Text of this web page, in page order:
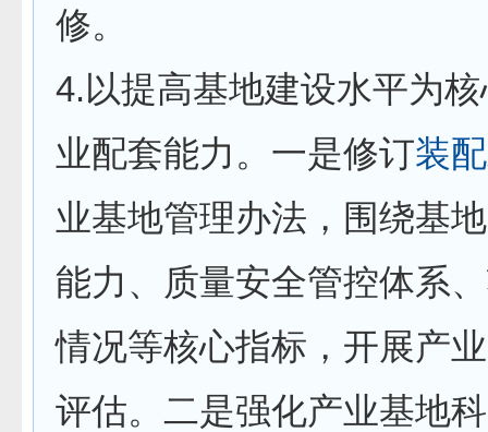
修。
4.以提高基地建设水平为
业配套能力。一是修订装
业基地管理办法，围绕基
能力、质量安全管控体系
情况等核心指标，开展产
评估。二是强化产业基地